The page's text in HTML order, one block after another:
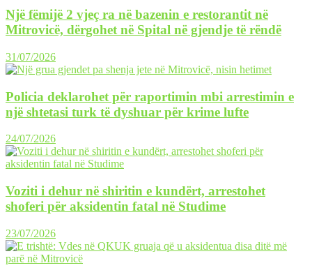
Një fëmijë 2 vjeç ra në bazenin e restorantit në
Mitrovicë, dërgohet në Spital në gjendje të rëndë
31/07/2026
Policia deklarohet për raportimin mbi arrestimin e
një shtetasi turk të dyshuar për krime lufte
24/07/2026
Voziti i dehur në shiritin e kundërt, arrestohet
shoferi për aksidentin fatal në Studime
23/07/2026